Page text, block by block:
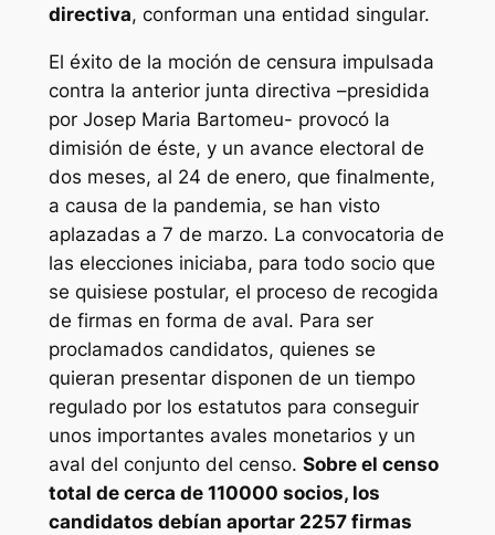
directiva, conforman una entidad singular.
El éxito de la moción de censura impulsada
contra la anterior junta directiva –presidida
por Josep Maria Bartomeu- provocó la
dimisión de éste, y un avance electoral de
dos meses, al 24 de enero, que finalmente,
a causa de la pandemia, se han visto
aplazadas a 7 de marzo. La convocatoria de
las elecciones iniciaba, para todo socio que
se quisiese postular, el proceso de recogida
de firmas en forma de aval. Para ser
proclamados candidatos, quienes se
quieran presentar disponen de un tiempo
regulado por los estatutos para conseguir
unos importantes avales monetarios y un
aval del conjunto del censo. Sobre el censo
total de cerca de 110000 socios, los
candidatos debían aportar 2257 firmas